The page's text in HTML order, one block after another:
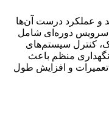
و عملکرد درست آن‌ها
سرویس دوره‌ای شامل
کنترل سیستم‌های
منظم باعث
تعمیرات و افزایش طول